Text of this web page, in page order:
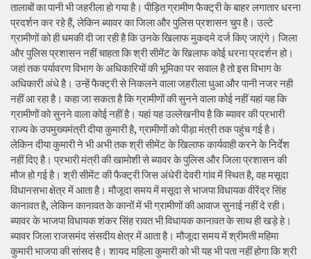
तालाबों का पानी भी जहरीला हो गया है। पीड़ित ग्रामीण फैक्ट्री के बाहर लगातार धरना
प्रदर्शन कर रहे हैं, लेकिन ब्यावर का जिला और पुलिस प्रशासन चुप है। उल्टे
ग्रामीणों को ही धमकी दी जा रही है कि उनके खिलाफ मुकदमे दर्ज किए जाएंगे। जिला
और पुलिस प्रशासन नहीं चाहता कि श्री सीमेंट के खिलाफ कोई धरना प्रदर्शन हो।
जहां तक पर्यावरण विभाग के अधिकारियों की भूमिका पर सवाल है तो इस विभाग के
अधिकारी अंधे है। उन्हें फैक्ट्री से निकलने वाला जहरीला धुआ और पानी नजर नही
नहीं आ रहा है। कहा जा सकता है कि ग्रामीणों की सुनने वाला कोई नहीं यहां यह कि
ग्रामीणों को सुनने वाला कोई नहीं है। यहां यह उल्लेखनीय है कि ब्यावर की प्रभारी
राज्य के उपमुख्यमंत्री दीया कुमारी है, ग्रामीणों को पीड़ा मंत्री तक पहुंच गई है।
लेकिन दीया कुमारी ने भी अभी तक श्री सीमेंट के खिलाफ कार्यवाही करने के निर्देश
नहीं दिए है। प्रभारी मंत्री की खामोशी से ब्यावर के पुलिस और जिला प्रशासन की
मौज हो गई है। श्री सीमेंट की फैक्ट्री जिस अंधेरी देवरी गांव में स्थित है, वह मसूदा
विधानसभा क्षेत्र में आता है। मौजूदा समय में मसूदा से भाजपा विधायक वीरेंद्र सिंह
कानावत है, लेकिन कानावत के कानों में भी ग्रामीणों की आवाज सुनाई नहीं दे रही।
ब्यावर के भाजपा विधायक शंकर सिंह रावत भी विधायक कानावत के साथ ही खड़े हे।
ब्यावर जिला राजसमंद संसदीय क्षेत्र में आता है। मौजूदा समय में श्रीमती महिमा
कुमारी भाजपा की सांसद है। शायद महिला कुमारी को भी यह भी पता नहीं होगा कि श्री